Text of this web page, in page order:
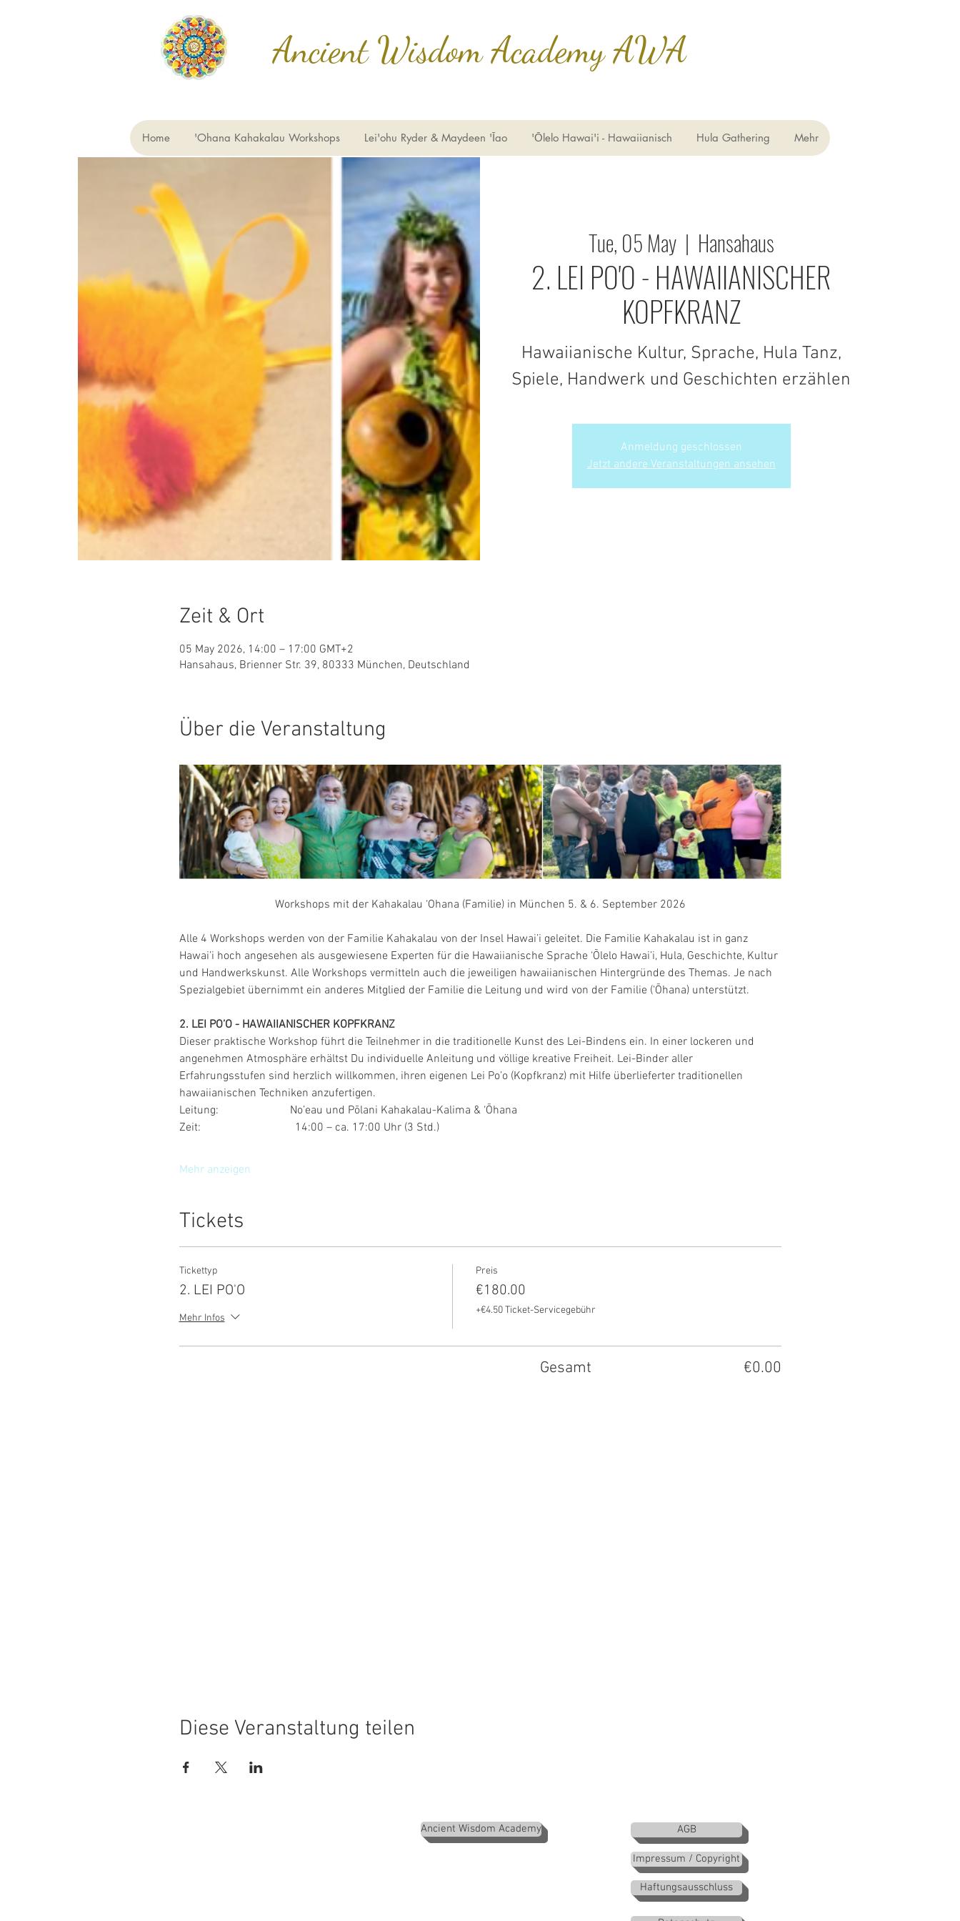
Ancient Wisdom Academy AWA
Home 'Ohana Kahakalau Workshops Lei'ohu Ryder & Maydeen 'Īao 'Ōlelo Hawai'i - Hawaiianisch Hula Gathering Mehr
Tue, 05 May
  |
Hansahaus
2. LEI PO'O - HAWAIIANISCHER
KOPFKRANZ
Hawaiianische Kultur, Sprache, Hula Tanz,
Spiele, Handwerk und Geschichten erzählen
Anmeldung geschlossen
Jetzt andere Veranstaltungen ansehen
Zeit & Ort
05 May 2026, 14:00 – 17:00 GMT+2
Hansahaus, Brienner Str. 39, 80333 München, Deutschland
Über die Veranstaltung
Workshops mit der Kahakalau ‘Ohana (Familie) in München 5. & 6. September 2026
Alle 4 Workshops werden von der Familie Kahakalau von der Insel Hawai’i geleitet. Die Familie Kahakalau ist in ganz
Hawai’i hoch angesehen als ausgewiesene Experten für die Hawaiianische Sprache ‘Õlelo Hawai’i, Hula, Geschichte, Kultur
und Handwerkskunst. Alle Workshops vermitteln auch die jeweiligen hawaiianischen Hintergründe des Themas. Je nach
Spezialgebiet übernimmt ein anderes Mitglied der Familie die Leitung und wird von der Familie (‘Ōhana) unterstützt.
2. LEI PO’O - HAWAIIANISCHER KOPFKRANZ
Dieser praktische Workshop führt die Teilnehmer in die traditionelle Kunst des Lei-Bindens ein. In einer lockeren und
angenehmen Atmosphäre erhältst Du individuelle Anleitung und völlige kreative Freiheit. Lei-Binder aller
Erfahrungsstufen sind herzlich willkommen, ihren eigenen Lei Po’o (Kopfkranz) mit Hilfe überlieferter traditionellen
hawaiianischen Techniken anzufertigen.
Leitung:                         No’eau und Pōlani Kahakalau-Kalima & ‘Ōhana
Zeit:                                 14:00 – ca. 17:00 Uhr (3 Std.)
Mehr anzeigen
Tickets
Tickettyp
2. LEI PO'O
Mehr Infos
Preis
€180.00
+€4.50 Ticket-Servicegebühr
Gesamt €0.00
Diese Veranstaltung teilen
Ancient Wisdom Academy AGB
Impressum / Copyright
Haftungsausschluss